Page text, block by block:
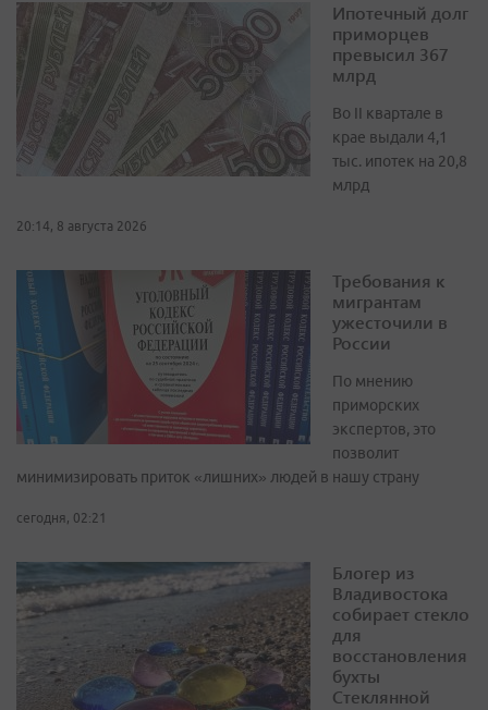
Ипотечный долг
приморцев
превысил 367
млрд
Во II квартале в
крае выдали 4,1
тыс. ипотек на 20,8
млрд
20:14, 8 августа 2026
Требования к
мигрантам
ужесточили в
России
По мнению
приморских
экспертов, это
позволит
минимизировать приток «лишних» людей в нашу страну
сегодня, 02:21
Блогер из
Владивостока
собирает стекло
для
восстановления
бухты
Стеклянной